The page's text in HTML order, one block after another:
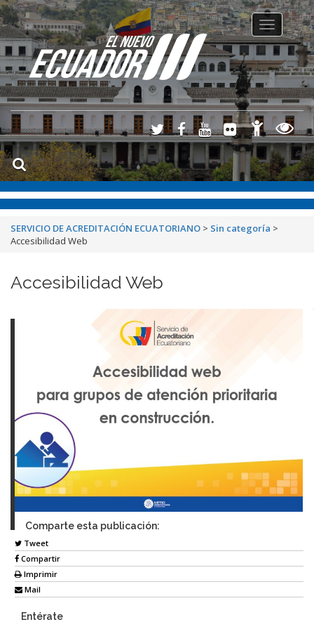
Toggle
navigation
SERVICIO DE ACREDITACIÓN ECUATORIANO > Sin categoría >
Accesibilidad Web
Accesibilidad Web
Comparte esta publicación:
Tweet
Compartir
Imprimir
Mail
Entérate